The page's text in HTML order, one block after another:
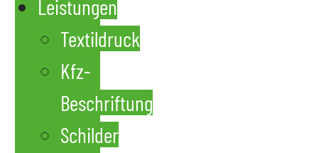
Leistungen
Textildruck
Kfz-
Beschriftung
Schilder